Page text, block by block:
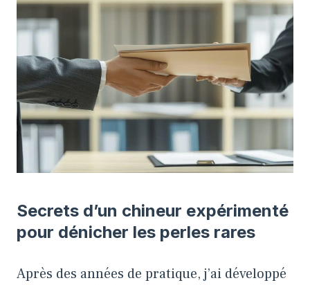
Secrets d’un chineur expérimenté
pour dénicher les perles rares
Après des années de pratique, j’ai développé